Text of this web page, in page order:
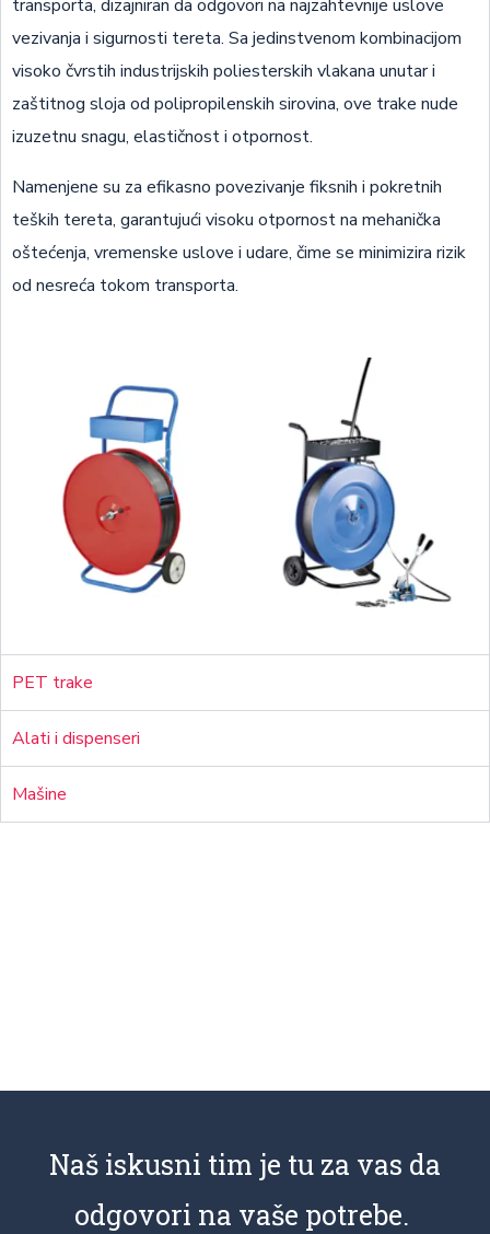
transporta, dizajniran da odgovori na najzahtevnije uslove
vezivanja i sigurnosti tereta. Sa jedinstvenom kombinacijom
visoko čvrstih industrijskih poliesterskih vlakana unutar i
zaštitnog sloja od polipropilenskih sirovina, ove trake nude
izuzetnu snagu, elastičnost i otpornost.
Namenjene su za efikasno povezivanje fiksnih i pokretnih
teških tereta, garantujući visoku otpornost na mehanička
oštećenja, vremenske uslove i udare, čime se minimizira rizik
od nesreća tokom transporta.
PET trake
Alati i dispenseri
Mašine
Naš iskusni tim je tu za vas da
odgovori na vaše potrebe.